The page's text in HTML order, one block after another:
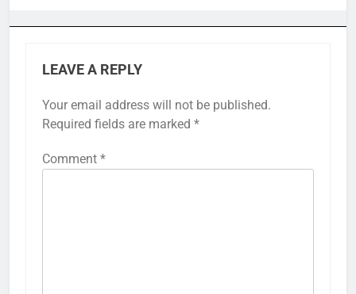
LEAVE A REPLY
Your email address will not be published.
Required fields are marked *
Comment *